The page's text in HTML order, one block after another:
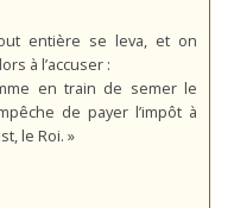
entière se leva, et on
à l’accuser :
en train de semer le
de payer l’impôt à
le Roi. »